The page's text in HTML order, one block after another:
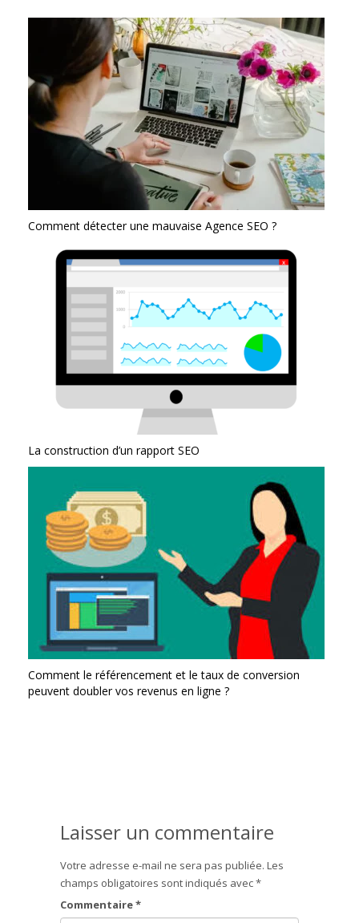
Comment détecter une mauvaise Agence SEO ?
La construction d’un rapport SEO
Comment le référencement et le taux de conversion
peuvent doubler vos revenus en ligne ?
Laisser un commentaire
Votre adresse e-mail ne sera pas publiée. Les
champs obligatoires sont indiqués avec*
Commentaire*